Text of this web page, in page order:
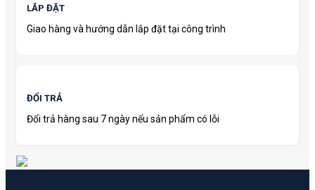
LẮP ĐẶT
Giao hàng và hướng dẫn lắp đặt tại công trình
ĐỔI TRẢ
Đổi trả hàng sau 7 ngày nếu sản phẩm có lỗi